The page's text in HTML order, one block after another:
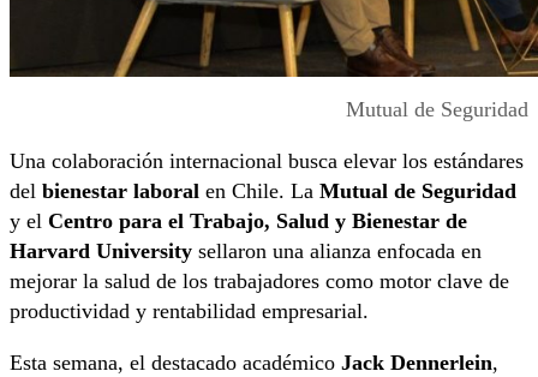
Mutual de Seguridad
Una colaboración internacional busca elevar los estándares
del bienestar laboral en Chile. La Mutual de Seguridad
y el Centro para el Trabajo, Salud y Bienestar de
Harvard University sellaron una alianza enfocada en
mejorar la salud de los trabajadores como motor clave de
productividad y rentabilidad empresarial.
Esta semana, el destacado académico Jack Dennerlein,